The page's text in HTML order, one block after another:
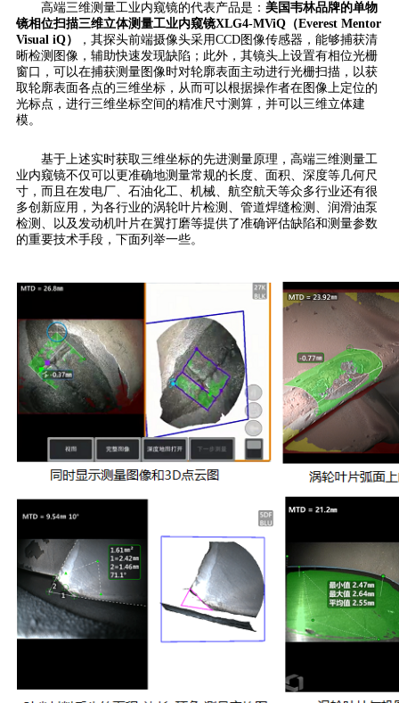
高端三维测量工业内窥镜的代表产品是： 美国韦林品牌的单物
镜相位扫描三维立体测量工业内窥镜XLG4-MViQ（Everest Mentor
Visual iQ）
，其探头前端摄像头采用CCD图像传感器，能够捕获清
晰检测图像，辅助快速发现缺陷；此外，其镜头上设置有相位光栅
窗口，可以在捕获测量图像时对轮廓表面主动进行光栅扫描，以获
取轮廓表面各点的三维坐标，从而可以根据操作者在图像上定位的
光标点，进行三维坐标空间的精准尺寸测算，并可以三维立体建
模。
基于上述实时获取三维坐标的先进测量原理，高端三维测量工
业内窥镜不仅可以更准确地测量常规的长度、面积、深度等几何尺
寸，而且在发电厂、石油化工、机械、航空航天等众多行业还有很
多创新应用，为各行业的涡轮叶片检测、管道焊缝检测、润滑油泵
检测、以及发动机叶片在翼打磨等提供了准确评估缺陷和测量参数
的重要技术手段，下面列举一些。